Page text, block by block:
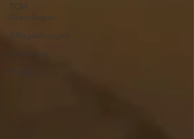
TCM
Grundlagen
Alltagsübungen
Ernährung